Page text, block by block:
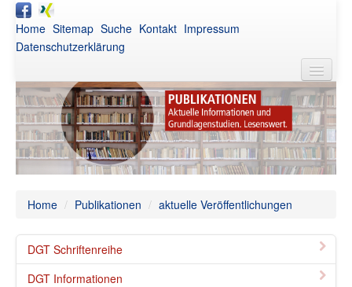
Home Sitemap Suche Kontakt Impressum
Datenschutzerklärung
DGT
Aktuelles
Awards
Home / Publikationen / aktuelle Veröffentlichungen
DGT Schriftenreihe
DGT Informationen